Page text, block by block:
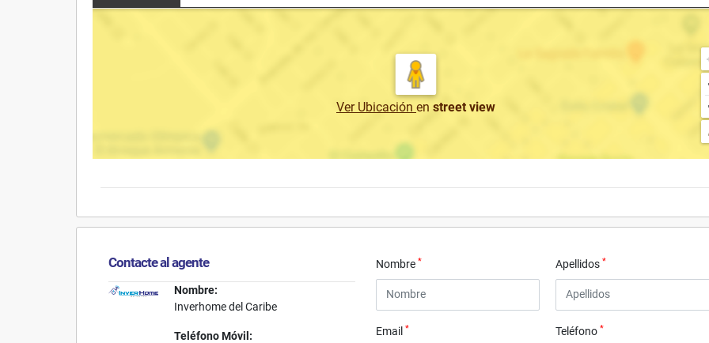
Ver Ubicación en street view
Contacte al agente
Nombre:
Inverhome del Caribe
Teléfono Móvil:
Nombre* Apellidos *
Email* Teléfono *